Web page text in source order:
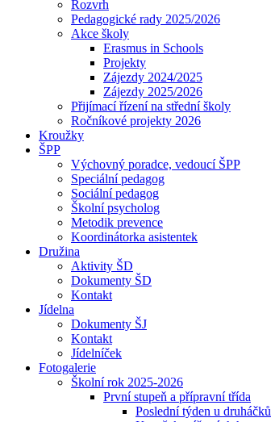
Rozvrh
Pedagogické rady 2025/2026
Akce školy
Erasmus in Schools
Projekty
Zájezdy 2024/2025
Zájezdy 2025/2026
Přijímací řízení na střední školy
Ročníkové projekty 2026
Kroužky
ŠPP
Výchovný poradce, vedoucí ŠPP
Speciální pedagog
Sociální pedagog
Školní psycholog
Metodik prevence
Koordinátorka asistentek
Družina
Aktivity ŠD
Dokumenty ŠD
Kontakt
Jídelna
Dokumenty ŠJ
Kontakt
Jídelníček
Fotogalerie
Školní rok 2025-2026
První stupeň a přípravní třída
Poslední týden u druháčků